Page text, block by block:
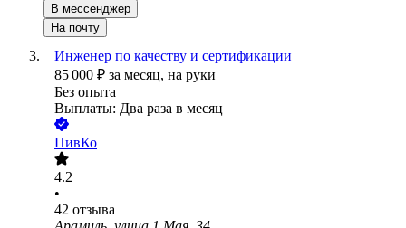
В мессенджер
На почту
Инженер по качеству и сертификации
85 000 ₽ за месяц, на руки
Без опыта
Выплаты: Два раза в месяц
ПивКо
4.2
•
42 отзыва